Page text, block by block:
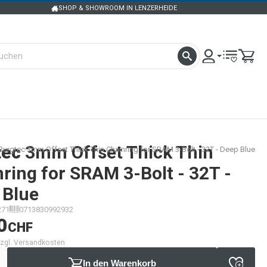
SHOP & SHOWROOM IN LENZERHEIDE
3mm Offset Thick Thin Chainring for SRAM 3-Bolt - 32T - Deep Blue
3mm Offset Thick Thin
for SRAM 3-Bolt - 32T -
0713830992932
CHF
Versandkosten
In den Warenkorb